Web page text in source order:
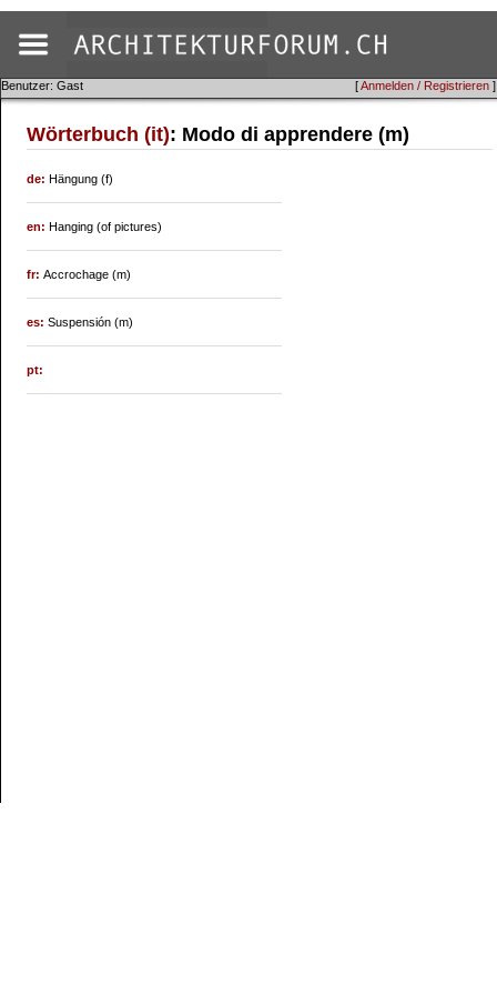
[Anmelden / Registrieren ]
Benutzer: Gast
Wörterbuch (it): Modo di apprendere (m)
de:Hängung (f)
en:Hanging (of pictures)
fr:Accrochage (m)
es:Suspensión (m)
pt: